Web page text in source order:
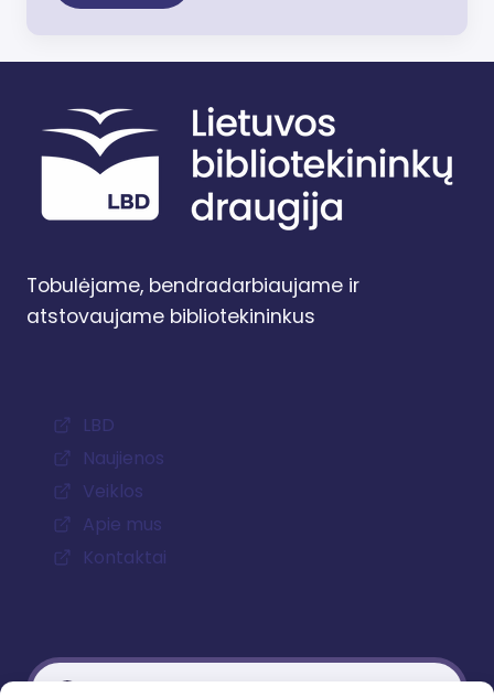
Tobulėjame, bendradarbiaujame ir
atstovaujame bibliotekininkus
LBD
Naujienos
Veiklos
Apie mus
Kontaktai